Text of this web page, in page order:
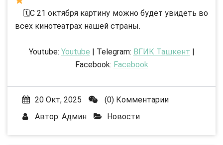
🗓С 21 октября картину можно будет увидеть во
всех кинотеатрах нашей страны.
Youtube: Youtube | Telegram: ВГИК Ташкент
Facebook: Facebook
20 Окт, 2025
(0) Комментарии
Автор: Админ Новости